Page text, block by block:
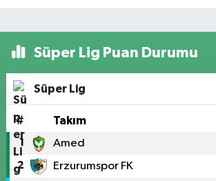
Süper Lig Puan Durumu
Süper Lig
# Takım
1 Amed
2 Erzurumspor FK